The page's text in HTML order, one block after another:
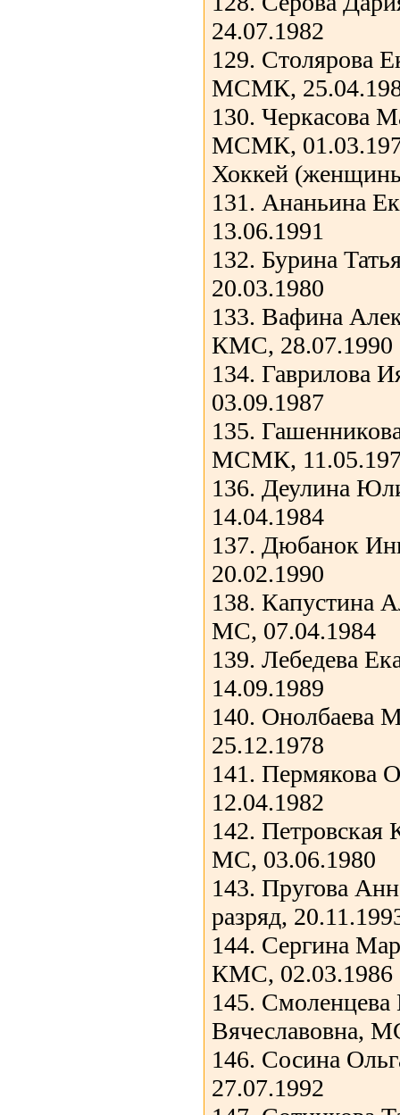
24.07.1982
129. Столярова
МСМК,
130. Черкасова
МСМК,
Хоккей
131. Ананьина
13.06.1991
132. Бурина
20.03.1980
133. Вафина
КМС, 28.07.1990
134. Гаврилова
03.09.1987
135.
МСМК,
136. Деулина
14.04.1984
137. Дюбанок
20.02.1990
138. Капустина
МС, 07.04.1984
139. Лебедева
14.09.1989
140. Онолбаева
25.12.1978
141. Пермякова
12.04.1982
142. Петровская
МС, 03.06.1980
143. Пругова
разряд,
144. Сергина
КМС, 02.03.1986
145. Смоленцева
Вячеславовна,
146. Сосина
27.07.1992